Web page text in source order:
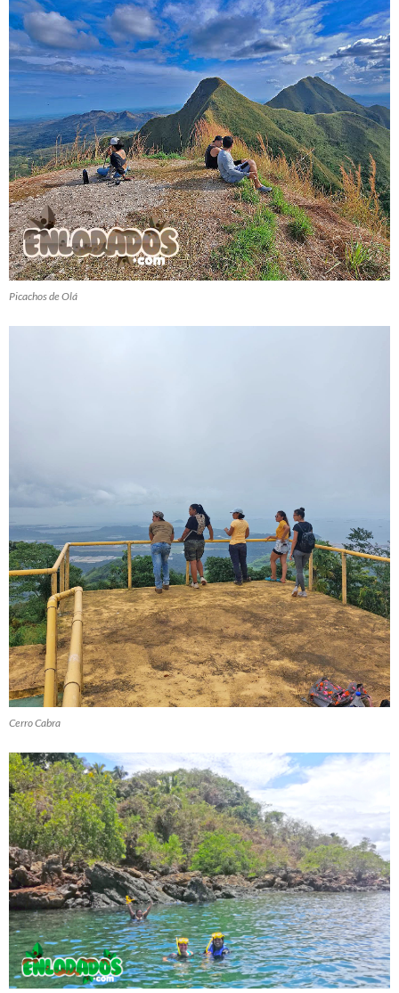
Picachos de Olá
Cerro Cabra